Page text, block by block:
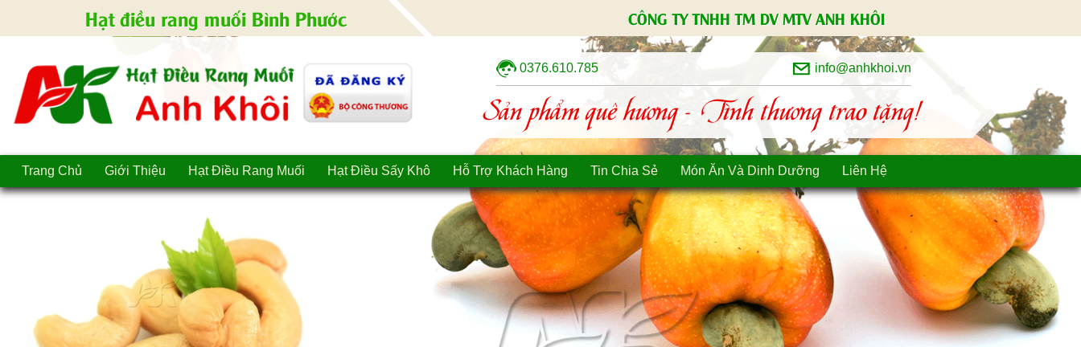
Hạt điều rang muối Bình Phước CÔNG TY TNHH TM DV MTV ANH KHÔI
0376.610.785 info@anhkhoi.vn
Sản phẩm quê hương - Tình thương trao tặng!
Trang Chủ Giới Thiệu Hạt Điều Rang Muối Hạt Điều Sấy Khô Hỗ Trợ Khách Hàng Tin Chia Sẻ Món Ăn Và Dinh Dưỡng Liên Hệ